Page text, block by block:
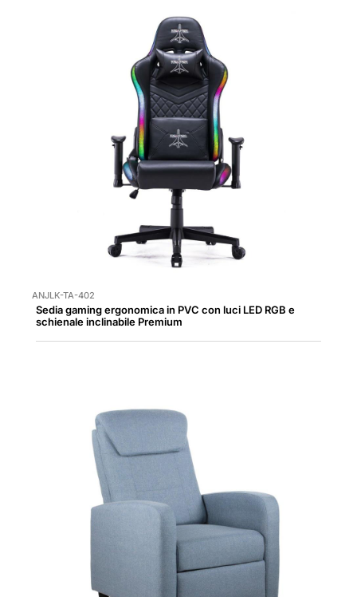
ANJLK-TA-402
Sedia gaming ergonomica in PVC con luci LED RGB e
schienale inclinabile Premium